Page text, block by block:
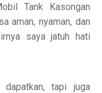
Tank Kasongan
aman, nyaman, dan
saya jatuh hati
tapi juga